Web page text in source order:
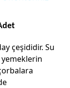
çeşididir. Su
yemeklerin